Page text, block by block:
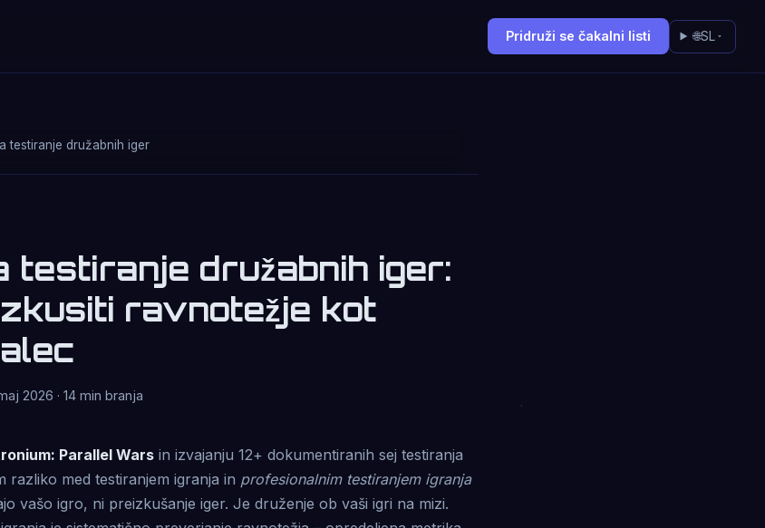
Pridruži se čakalni listi 🌐SL
testiranje družabnih iger
testiranje družabnih iger:
ravnotežje kot
maj 2026 · 14 min branja
Parallel Wars in izvajanju 12+ dokumentiranih sej testiranja
razliko med testiranjem igranja in profesionalnim testiranjem igranja
vašo igro, ni preizkušanje iger. Je druženje ob vaši igri na mizi.